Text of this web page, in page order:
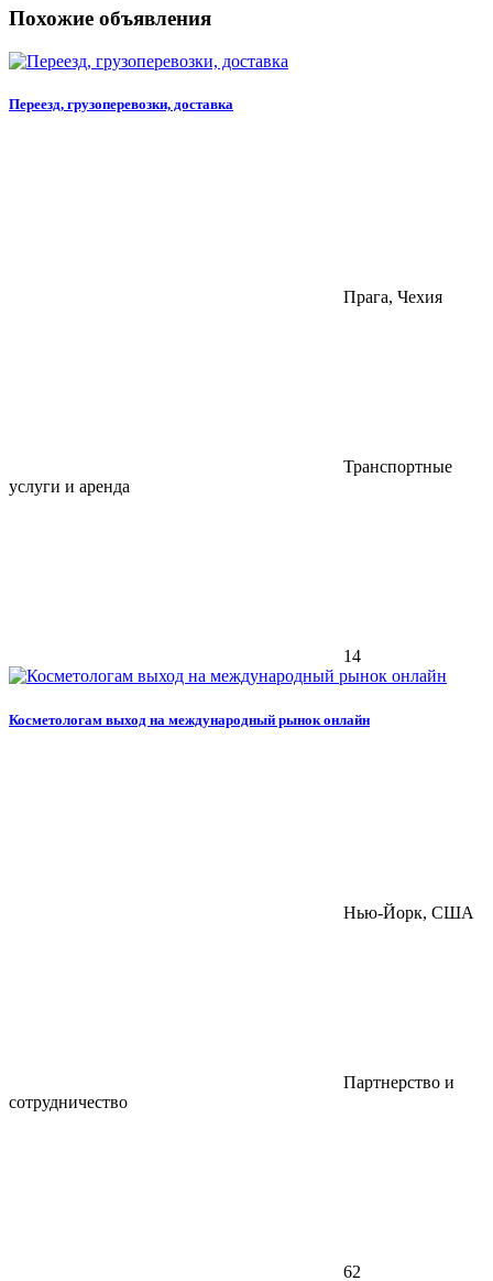
Похожие объявления
Переезд, грузоперевозки, доставка
Прага, Чехия
Транспортные
услуги и аренда
14
Косметологам выход на международный рынок онлайн
Нью-Йорк, США
Партнерство и
сотрудничество
62